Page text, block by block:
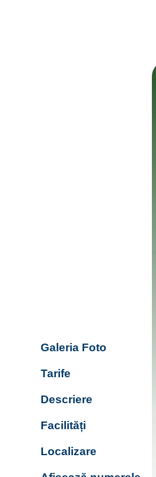
Galeria Foto
Tarife
Descriere
Facilități
Localizare